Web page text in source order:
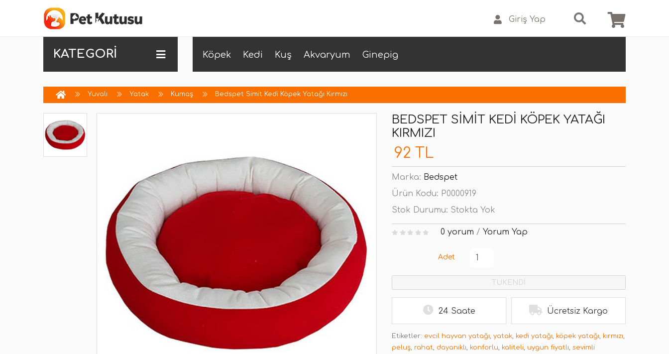
Giriş Yap
KATEGORİ Köpek Kedi Kuş Akvaryum Ginepig
Yuvalı Yatak Kumaş Bedspet Simit Kedi Köpek Yatağı Kırmızı
BEDSPET SIMIT KEDI KÖPEK YATAĞI
KIRMIZI
92 TL
Marka: Bedspet
Ürün Kodu: P0000919
Stok Durumu: Stokta Yok
0 yorum / Yorum Yap
Adet
TÜKENDİ
24 Saate Ücretsiz Kargo
Etiketler: evcil hayvan yatağı, yatak, kedi yatağı, köpek yatağı, kırmızı,
peluş, rahat, dayanıklı, konforlu, kaliteli, uygun fiyatlı, sevimli